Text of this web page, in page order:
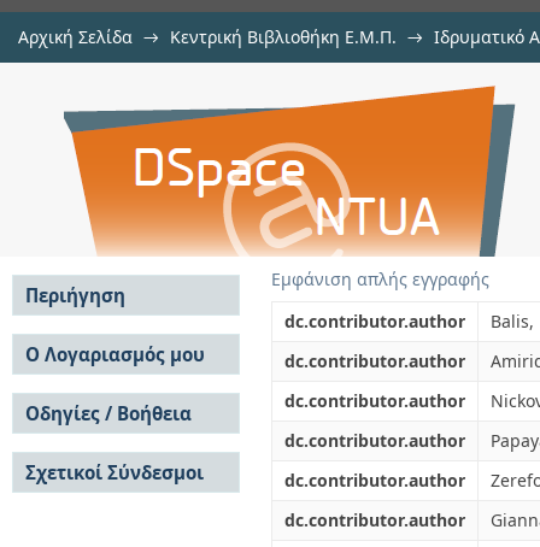
Αρχική Σελίδα → Κεντρική Βιβλιοθήκη Ε.Μ.Π. → Ιδρυματικό
Optical properties of Saharan
Εμφάνιση απλής εγγραφής
dc.contributor.author
Balis,
dc.contributor.author
dc.contributor.author
dc.contributor.author
dc.contributor.author
dc.contributor.author
Περιήγηση
Σε όλο το DSpace
Κοινότητες & Συλλογές
Ανά Ημερομηνία
Έκδοσης
Συγγραφείς
Τίτλοι
Θέματα
Ο Λογαριασμός μου
Σύνδεση
Εγγραφή
Οδηγίες / Βοήθεια
Οδηγίες Υποβολής
Οδηγίες Χρήσης ΙΑ
Συχνές Ερωτήσεις
Σχετικοί Σύνδεσμοι